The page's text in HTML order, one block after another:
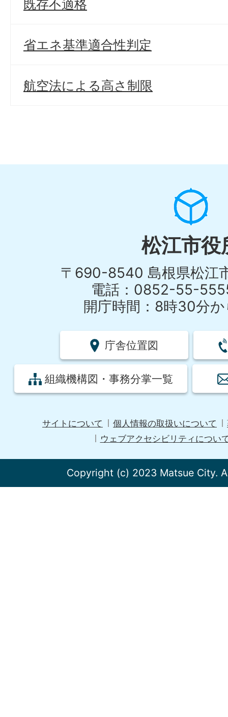
既存不適格
省エネ基準適合性判定
航空法による高さ制限
松江市役
〒690-8540 島根県松江
電話：0852-55-
開庁時間：8時30分か
庁舎位置図
組織機構図・事務分掌一覧
サイトについて 個人情報の取扱いについて
ウェブアクセシビリティについ
Copyright (c) 2023 Matsue City.